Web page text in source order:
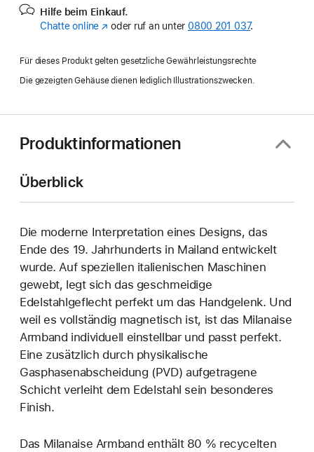
Hilfe beim Einkauf.
Chatte online (Öffnet
Fenster)
oder ruf an unter 0800 201 037.
Für dieses Produkt gelten gesetzliche Gewährleistungsrechte
Die gezeigten Gehäuse dienen lediglich Illustrationszwecken.
Produktinformationen
Überblick
Die moderne Interpretation eines Designs, das
Ende des 19. Jahrhunderts in Mailand entwickelt
wurde. Auf speziellen italienischen Maschinen
gewebt, legt sich das geschmeidige
Edelstahlgeflecht perfekt um das Handgelenk. Und
weil es vollständig magnetisch ist, ist das Milanaise
Armband individuell einstellbar und passt perfekt.
Eine zusätzlich durch physikalische
Gasphasenabscheidung (PVD) aufgetragene
Schicht verleiht dem Edelstahl sein besonderes
Finish.
Das Milanaise Armband enthält 80 % recycelten